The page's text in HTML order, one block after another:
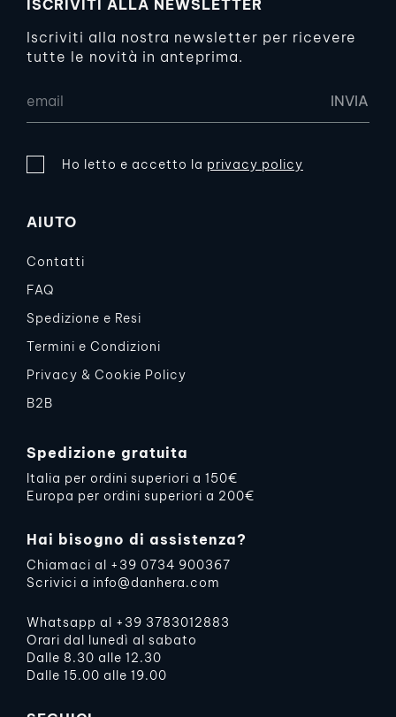
ISCRIVITI ALLA NEWSLETTER
Iscriviti alla nostra newsletter per ricevere
tutte le novità in anteprima.
Ho letto e accetto la privacy policy
AIUTO
Contatti
FAQ
Spedizione e Resi
Termini e Condizioni
Privacy & Cookie Policy
B2B
Spedizione gratuita
Italia per ordini superiori a 150€
Europa per ordini superiori a 200€
Hai bisogno di assistenza?
Chiamaci al +39 0734 900367
Scrivici a info@danhera.com
Whatsapp al +39 3783012883
Orari dal lunedì al sabato
Dalle 8.30 alle 12.30
Dalle 15.00 alle 19.00